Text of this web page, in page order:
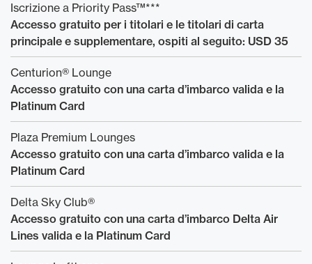
Iscrizione a Priority Pass™***
Accesso gratuito per i titolari e le titolari di carta
principale e supplementare, ospiti al seguito: USD 35
Centurion® Lounge
Accesso gratuito con una carta d’imbarco valida e la
Platinum Card
Plaza Premium Lounges
Accesso gratuito con una carta d’imbarco valida e la
Platinum Card
Delta Sky Club®
Accesso gratuito con una carta d’imbarco Delta Air
Lines valida e la Platinum Card